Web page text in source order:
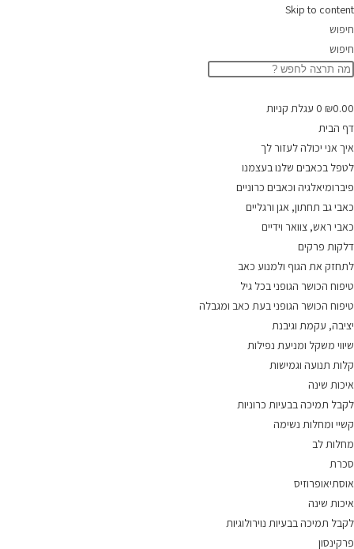
Skip to content
חיפוש
חיפוש
₪0.00
0 עגלת קניות
דף הבית
איך אני יכולה לעזור לך
לטפל בכאבים שלנו בעצמנו
פיברומיאלגיה וכאבים כרוניים
כאבי גב תחתון, אגן ורגליים
כאבי ראש, צוואר וידיים
דלקות פרקים
לתחזק את הגוף ולמנוע כאב
טיפוח הכושר הגופני בכל גיל
טיפוח הכושר הגופני בעת כאב ומגבלה
יציבה, עקמת וגיבנת
שיווי משקל ומניעת נפילות
קלות תנועה וגמישות
איכות שינה
לקבל תמיכה בבעיות כרוניות
קשיי ומחלות נשימה
מחלות לב
סכרת
אוסתיאופרוזיס
איכות שינה
לקבל תמיכה בבעיות נוירולוגיות
פרקינסון